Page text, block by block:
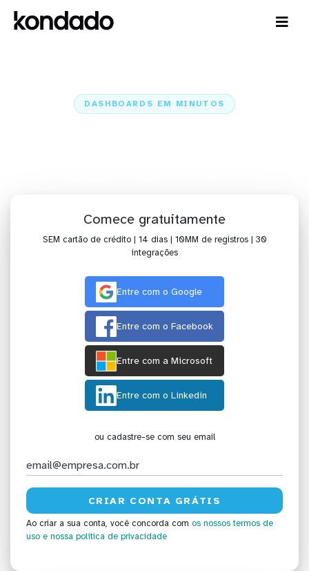
DASHBOARDS EM MINUTOS
Comece gratuitamente
SEM cartão de crédito | 14 dias | 10MM de registros | 30
integrações
Entre com o Google
Entre com o Facebook
Entre com a Microsoft
Entre com o Linkedin
ou cadastre-se com seu email
Ao criar a sua conta, você concorda com os nossos termos de
uso e nossa política de privacidade